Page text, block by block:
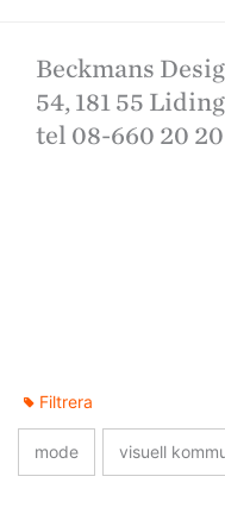
Beckmans
54, 181 55
tel 08-660 20
Filtrera
mode visuell